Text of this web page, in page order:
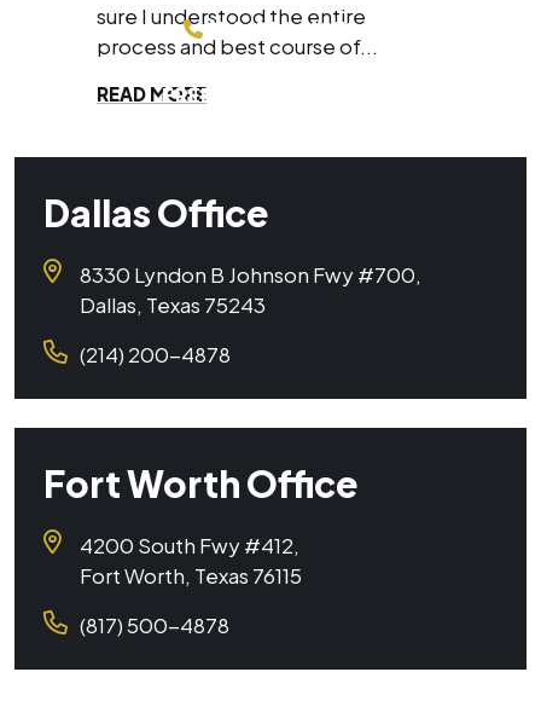
sure I understood the entire
process and best course of...
READ MORE
214-200-4878
FREE CONSULTATION
Dallas Office
8330 Lyndon B Johnson Fwy #700,
Dallas, Texas 75243
(214) 200-4878
Fort Worth Office
4200 South Fwy #412,
Fort Worth, Texas 76115
(817) 500-4878